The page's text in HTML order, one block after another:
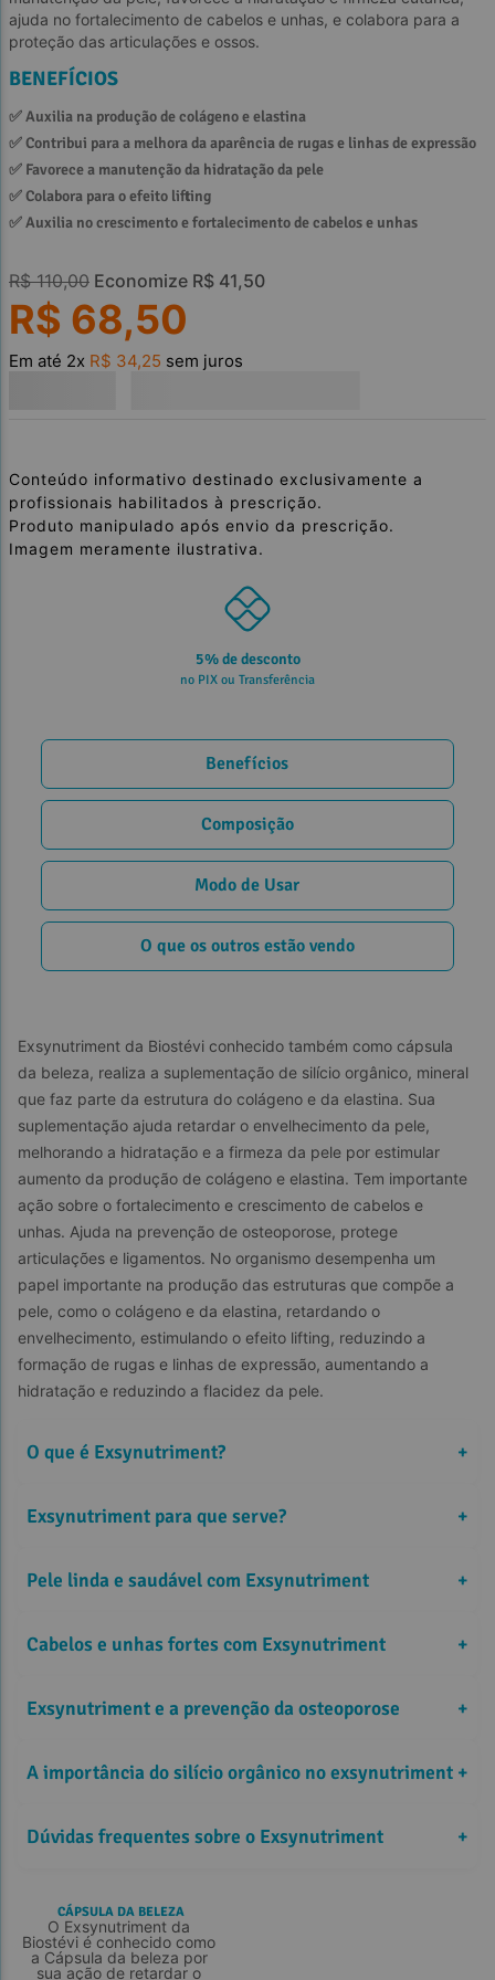
ajuda no fortalecimento de cabelos e unhas, e colabora para a
proteção das articulações e ossos.
BENEFÍCIOS
✅ Auxilia na produção de colágeno e elastina
✅ Contribui para a melhora da aparência de rugas e linhas de expressão
✅ Favorece a manutenção da hidratação da pele
✅ Colabora para o efeito lifting
✅ Auxilia no crescimento e fortalecimento de cabelos e unhas
R$ 110,00 Economize R$ 41,50
R$ 68,50
Em até 2x R$ 34,25 sem juros
Conteúdo informativo destinado exclusivamente a
profissionais habilitados à prescrição.
Produto manipulado após envio da prescrição.
Imagem meramente ilustrativa.
5% de desconto
no PIX ou Transferência
Benefícios
Composição
Modo de Usar
O que os outros estão vendo
Exsynutriment da Biostévi conhecido também como cápsula
da beleza, realiza a suplementação de silício orgânico, mineral
que faz parte da estrutura do colágeno e da elastina. Sua
suplementação ajuda retardar o envelhecimento da pele,
melhorando a hidratação e a firmeza da pele por estimular
aumento da produção de colágeno e elastina. Tem importante
ação sobre o fortalecimento e crescimento de cabelos e
unhas. Ajuda na prevenção de osteoporose, protege
articulações e ligamentos. No organismo desempenha um
papel importante na produção das estruturas que compõe a
pele, como o colágeno e da elastina, retardando o
envelhecimento, estimulando o efeito lifting, reduzindo a
formação de rugas e linhas de expressão, aumentando a
hidratação e reduzindo a flacidez da pele.
O que é Exsynutriment? +
Exsynutriment para que serve? +
Pele linda e saudável com Exsynutriment +
Cabelos e unhas fortes com Exsynutriment +
Exsynutriment e a prevenção da osteoporose +
A importância do silício orgânico no exsynutriment +
Dúvidas frequentes sobre o Exsynutriment +
CÁPSULA DA BELEZA
O Exsynutriment da
Biostévi é conhecido como
a Cápsula da beleza por
sua ação de retardar o